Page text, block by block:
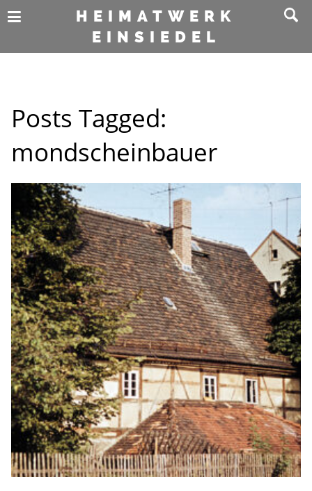
HEIMATWERK
EINSIEDEL
Posts Tagged:
mondscheinbauer